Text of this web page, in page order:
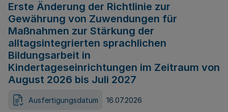
Erste Änderung der Richtlinie zur
Gewährung von Zuwendungen für
Maßnahmen zur Stärkung der
alltagsintegrierten sprachlichen
Bildungsarbeit in
Kindertageseinrichtungen im Zeitraum von
August 2026 bis Juli 2027
Ausfertigungsdatum 16.07.2026